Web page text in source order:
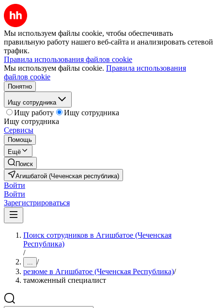
Мы используем файлы cookie, чтобы обеспечивать
правильную работу нашего веб-сайта и анализировать сетевой
трафик.
Правила использования файлов cookie
Мы используем файлы cookie. Правила использования
файлов cookie
Понятно
Ищу сотрудника
Ищу работу
Ищу сотрудника
Ищу сотрудника
Сервисы
Помощь
Ещё
Поиск
Агишбатой (Чеченская республика)
Войти
Войти
Зарегистрироваться
Поиск сотрудников в Агишбатое (Чеченская
Республика)
/
... /
резюме в Агишбатое (Чеченская Республика)/
таможенный специалист